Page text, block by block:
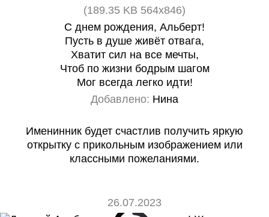
(189.35 KB 564x846)
С днем рождения, Альберт!
Пусть в душе живёт отвага,
Хватит сил на все мечты,
Чтоб по жизни бодрым шагом
Мог всегда легко идти!
Добавлено: Нина
Именинник будет счастлив получить яркую
открытку с прикольным изображением или
классными пожеланиями.
26.07.2023